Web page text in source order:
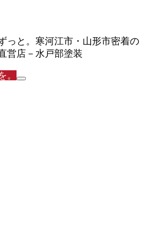
っと。寒河江市・山形市密着の
営店－水戸部塗装
。